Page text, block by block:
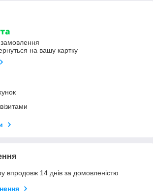
на вашу картку
впродовж 14 днів за домовленістю